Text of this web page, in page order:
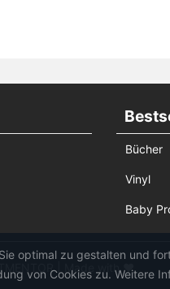
Bücher
Vinyl
Baby
| Made with ♥
optimal zu gestalten und
von Cookies zu. Weitere